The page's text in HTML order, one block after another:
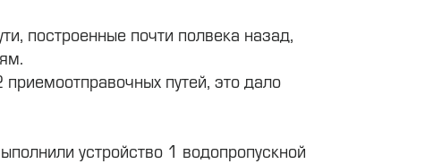
построенные почти полвека назад,
путей, это дало
устройство 1 водопропускной